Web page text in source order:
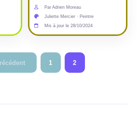
Par Adrien Moreau
Juliette Mercier · Peintre
Mis à jour le 28/10/2024
1 2